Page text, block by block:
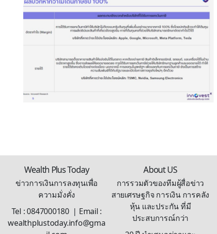
Wealth Plus Today
ข่าวการเงินการลงทุนเพื่อ
ความมั่งคั่ง
Tel : 0847000180 | Email :
wealthplustoday.info@gma
About US
การรวมตัวของทีมผู้สื่อข่าว
สายเศรษฐกิจ การเงิน การคลัง
หุ้น และประกัน ที่มี
ประสบการณ์กว่า